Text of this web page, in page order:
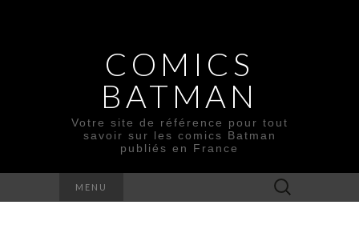
COMICS
BATMAN
Votre site de référence pour tout
savoir sur les comics Batman
publiés en France
MENU Rechercher :